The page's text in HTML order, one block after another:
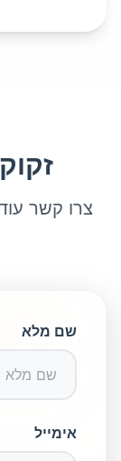
צרו קשר
שם מלא
אימייל